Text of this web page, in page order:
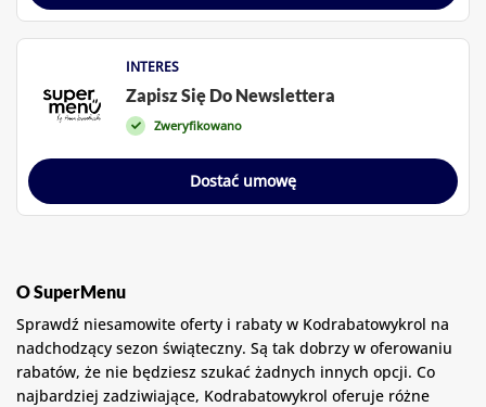
INTERES
Zapisz Się Do Newslettera
Zweryfikowano
Dostać umowę
O SuperMenu
Sprawdź niesamowite oferty i rabaty w Kodrabatowykrol na
nadchodzący sezon świąteczny. Są tak dobrzy w oferowaniu
rabatów, że nie będziesz szukać żadnych innych opcji. Co
najbardziej zadziwiające, Kodrabatowykrol oferuje różne